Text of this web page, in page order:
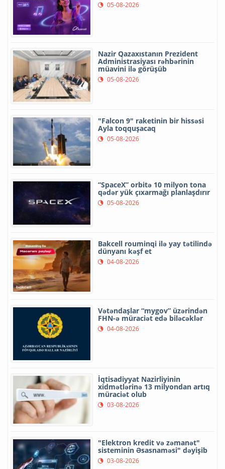
05-08-2026
Nazir Qazaxıstanın Prezident
Administrasiyası rəhbərinin
müavini ilə görüşüb
05-08-2026
"Falcon 9" raketinin bir hissəsi
Ayla toqquşacaq
05-08-2026
“SpaceX” orbitə 10 milyon tona
qədər yük çıxarmağı planlaşdırır
05-08-2026
Bakcell rouminqi ilə yay tətilində
dünyanı kəşf et
04-08-2026
Vətəndaşlar “mygov” üzərindən
FHN-ə müraciət edə biləcəklər
04-08-2026
İqtisadiyyat Nazirliyinin
xidmətlərinə 13 milyondan artıq
müraciət olub
03-08-2026
"Elektron kredit və zəmanət"
sisteminin Əsasnaməsi" dəyişib
03-08-2026